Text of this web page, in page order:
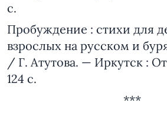
с.
Пробуждение : стихи для
взрослых на русском и
/ Г. Атутова. — Иркутск :
124 с.
***